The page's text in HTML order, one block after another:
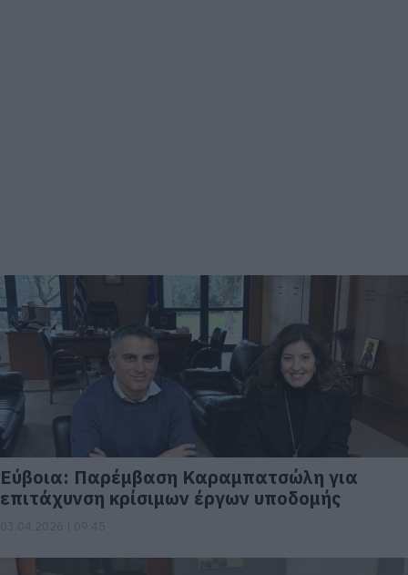
Εύβοια: Παρέμβαση Καραμπατσώλη για
επιτάχυνση κρίσιμων έργων υποδομής